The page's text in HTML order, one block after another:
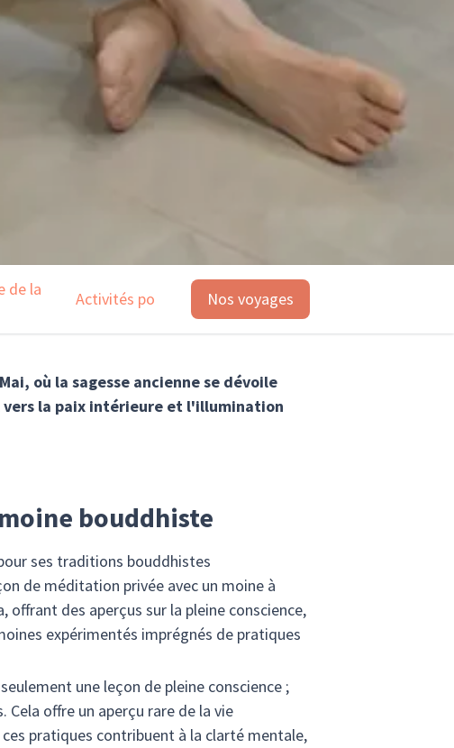
de la
Activités possibles Les points forts du voyage
Nos voyages
où la sagesse ancienne se dévoile
la paix intérieure et l'illumination
bouddhiste
ses traditions bouddhistes
de méditation privée avec un moine à
des aperçus sur la pleine conscience,
expérimentés imprégnés de pratiques
une leçon de pleine conscience ;
offre un aperçu rare de la vie
pratiques contribuent à la clarté mentale,